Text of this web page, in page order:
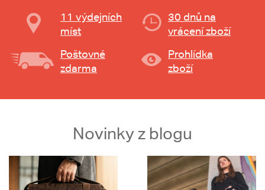
11 výdejních
míst
30 dnů na
vrácení zboží
Poštovné
zdarma
Prohlídka
zboží
Novinky z blogu